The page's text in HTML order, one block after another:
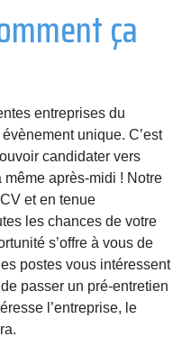
ça
entreprises du
unique. C’est
candidater vers
après-midi ! Notre
et en tenue
les chances de votre
s’offre à vous de
postes vous intéressent
passer un pré-entretien
l’entreprise, le